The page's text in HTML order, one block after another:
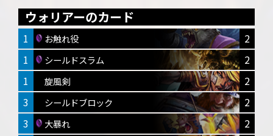
ウォリアーのカード
1 お触れ役
2
1
シールドスラム
2
1
旋風剣
2
3
シールドブロック
2
3
大暴れ
2